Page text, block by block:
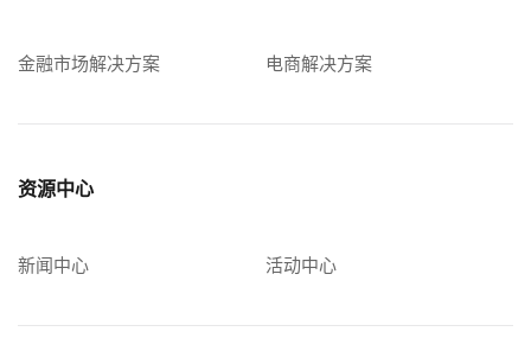
金融市场解决方案 电商解决方案
资源中心
新闻中心 活动中心